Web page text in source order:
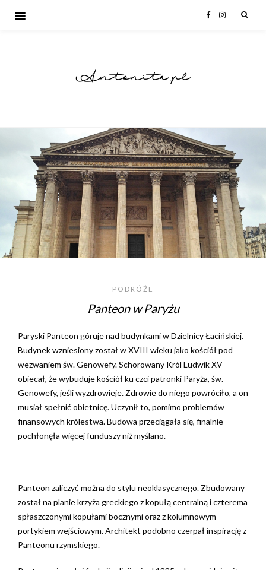
Antonita.pl
PODRÓŻE
Panteon w Paryżu
Paryski Panteon góruje nad budynkami w Dzielnicy Łacińskiej.
Budynek wzniesiony został w XVIII wieku jako kościół pod
wezwaniem św. Genowefy. Schorowany Król Ludwik XV
obiecał, że wybuduje kościół ku czci patronki Paryża, św.
Genowefy, jeśli wyzdrowieje. Zdrowie do niego powróciło, a on
musiał spełnić obietnicę. Uczynił to, pomimo problemów
finansowych królestwa. Budowa przeciągała się, finalnie
pochłonęła więcej funduszy niż myślano.
Panteon zaliczyć można do stylu neoklasycznego. Zbudowany
został na planie krzyża greckiego z kopułą centralną i czterema
spłaszczonymi kopułami bocznymi oraz z kolumnowym
portykiem wejściowym. Architekt podobno czerpał inspirację z
Panteonu rzymskiego.